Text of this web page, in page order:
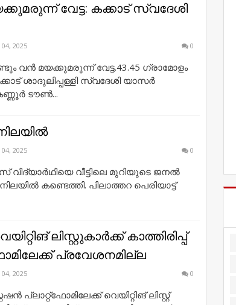
വേട്ട: കക്കാട് സ്വദേശി
2025 0
വൻ മയക്കുമരുന്ന് വേട്ട.43.45 ഗ്രാമോളം
ശാദുലിപ്പള്ളി സ്വദേശി യാസർ
ടൗണ്‍...
നിലയിൽ
2025 0
വിദ്യാര്‍ഥിയെ വീട്ടിലെ മുറിയുടെ ജനല്‍
കണ്ടെത്തി. പിലാത്തറ പെരിയാട്ട്
ലിസ്റ്റുകാർക്ക് കാത്തിരിപ്പ്
പ്രവേശനമില്ല
2025 0
പ്ലാറ്റ്‌ഫോമിലേക്ക് വെയിറ്റിങ് ലിസ്റ്റ്